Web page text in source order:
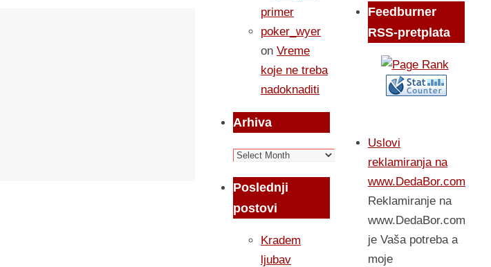
primer
poker_wyer
on Vreme
koje ne treba
nadoknaditi
Arhiva
Arhiva
Poslednji
postovi
Kradem
ljubav
Feedburner
RSS-pretplata
Uslovi
reklamiranja na
www.DedaBor.com
Reklamiranje na
www.DedaBor.com
je Vaša potreba a
moje